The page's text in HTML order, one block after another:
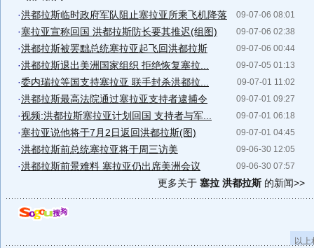
09-07-06 08:01
·洪都拉斯临时政府军队阻止塞拉亚所乘飞机降落
09-07-06 02:38
·塞拉亚宣称回国 洪都拉斯防长要其推迟(组图)
09-07-06 00:44
·洪都拉斯被罢黜总统塞拉亚起飞回洪都拉斯
09-07-05 01:13
·洪都拉斯退出美洲国家组织 拒绝恢复塞拉...
09-07-01 11:02
·委内瑞拉等国支持塞拉亚 联手封杀洪都拉...
09-07-01 09:27
·洪都拉斯最高法院通过塞拉亚支持者逮捕令
09-07-01 06:18
·视频:洪都拉斯塞拉亚计划回国 支持者与军...
09-07-01 04:45
·塞拉亚说他将于7月2日返回洪都拉斯(图)
09-06-30 12:05
·洪都拉斯前总统塞拉亚将于周三访美
09-06-30 07:57
·洪都拉斯前景难料 塞拉亚仍出席美洲会议
更多关于 塞拉 洪都拉斯的新闻>>
以